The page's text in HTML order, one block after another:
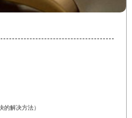
的解决方法）